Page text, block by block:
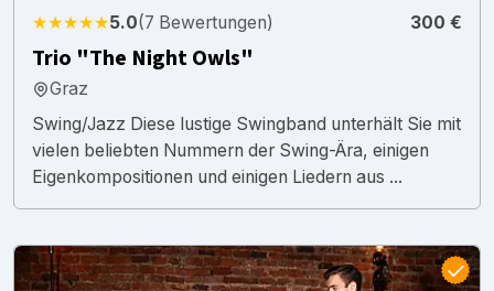
★★★★★5.0(7 Bewertungen) 300 €
Trio "The Night Owls"
Graz
Swing/Jazz Diese lustige Swingband unterhält Sie mit
vielen beliebten Nummern der Swing-Ära, einigen
Eigenkompositionen und einigen Liedern aus ...